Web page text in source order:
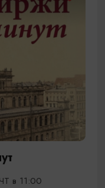
в 11:00